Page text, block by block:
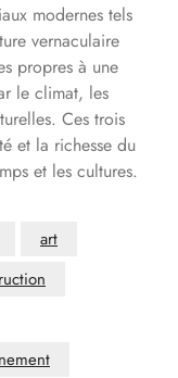
modernes tels
vernaculaire
propres à une
le climat, les
Ces trois
et la richesse du
et les cultures.
art